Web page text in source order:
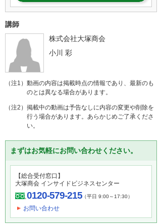
講師
株式会社大塚商会
小川 彩
（注1）動画の内容は掲載時点の情報であり、最新のも
のとは異なる場合があります。
（注2）掲載中の動画は予告なしに内容の変更や削除を
行う場合があります。あらかじめご了承くださ
い。
まずはお気軽にお問い合わせください。
【総合受付窓口】
大塚商会 インサイドビジネスセンター
0120-579-215（平日 9:00～17:30）
お問い合わせ